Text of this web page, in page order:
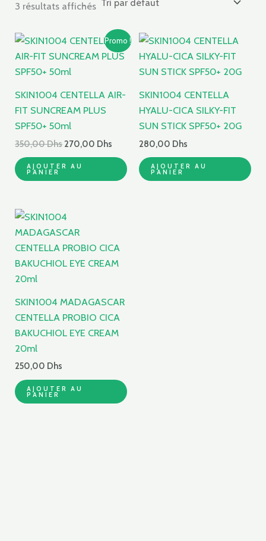
3 résultats affichés
Promo !
SKIN1004 CENTELLA AIR-
FIT SUNCREAM PLUS
SPF50+ 50ml
350,00Dhs
Le
initial
était :
270,00 Dhs
Le
prix
actuel
AJOUTER AU
PANIER
SKIN1004 CENTELLA
HYALU-CICA SILKY-FIT
SUN STICK SPF50+ 20G
280,00 Dhs
AJOUTER AU
PANIER
SKIN1004 MADAGASCAR
CENTELLA PROBIO CICA
BAKUCHIOL EYE CREAM
20ml
250,00 Dhs
AJOUTER AU
PANIER